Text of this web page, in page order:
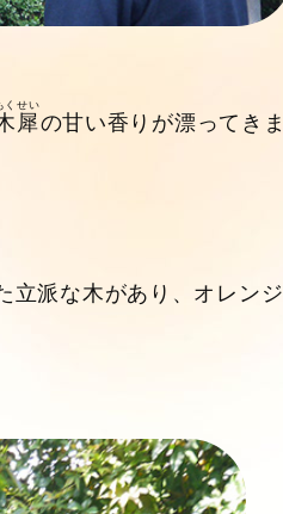
犀
くせい
の甘い香りが漂ってきま
立派な木があり、オレンジ